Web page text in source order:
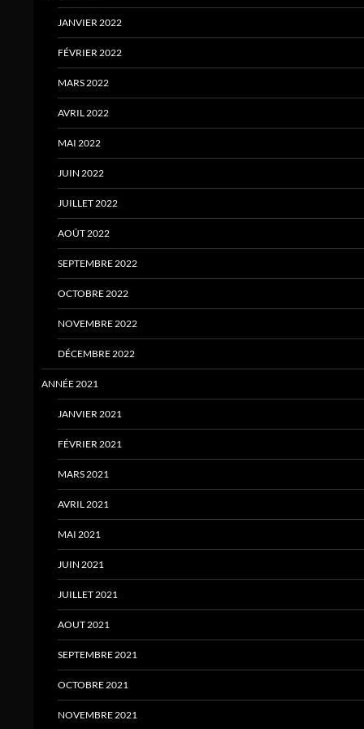
JANVIER 2022
FÉVRIER 2022
MARS 2022
AVRIL 2022
MAI 2022
JUIN 2022
JUILLET 2022
AOÛT 2022
SEPTEMBRE 2022
OCTOBRE 2022
NOVEMBRE 2022
DÉCEMBRE 2022
ANNÉE 2021
JANVIER 2021
FÉVRIER 2021
MARS 2021
AVRIL 2021
MAI 2021
JUIN 2021
JUILLET 2021
AOUT 2021
SEPTEMBRE 2021
OCTOBRE 2021
NOVEMBRE 2021